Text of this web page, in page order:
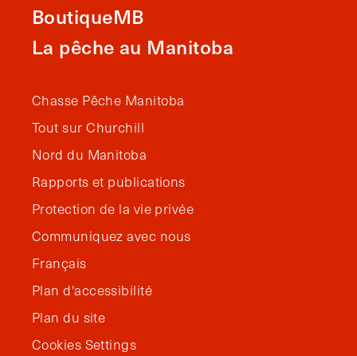
BoutiqueMB
La pêche au Manitoba
Chasse Pêche Manitoba
Tout sur Churchill
Nord du Manitoba
Rapports et publications
Protection de la vie privée
Communiquez avec nous
Français
Plan d'accessibilité
Plan du site
Cookies Settings